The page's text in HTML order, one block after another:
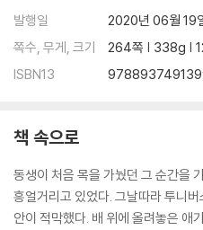
발행일
2020년 06월 19
쪽수, 무게, 크기
264쪽 | 338g |
ISBN13
책 속으로
동생이 처음 목을 가눴던 그 순간을
흥얼거리고 있었다. 그날따라 투니
안이 적막했다. 배 위에 올려놓은 애